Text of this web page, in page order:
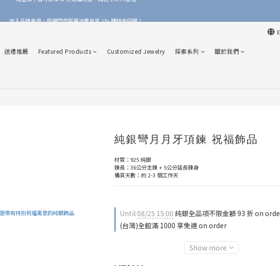
加入品牌會員，官網門市每筆消費皆享 1% 購物金回饋！
送禮推薦 Featured Products Customized Jewelry 探索系列 關於我們
純銀彎月月牙項鍊 祝福飾品
材質：925 純銀
鍊長：36公分主鍊 + 5公分延長鍊身
備貨天數：約 2-3 個工作天
Until08/25 15:00 純銀全品項不限金額 93 折 on
(台灣)全館滿 1000 享免運 on order
Show more